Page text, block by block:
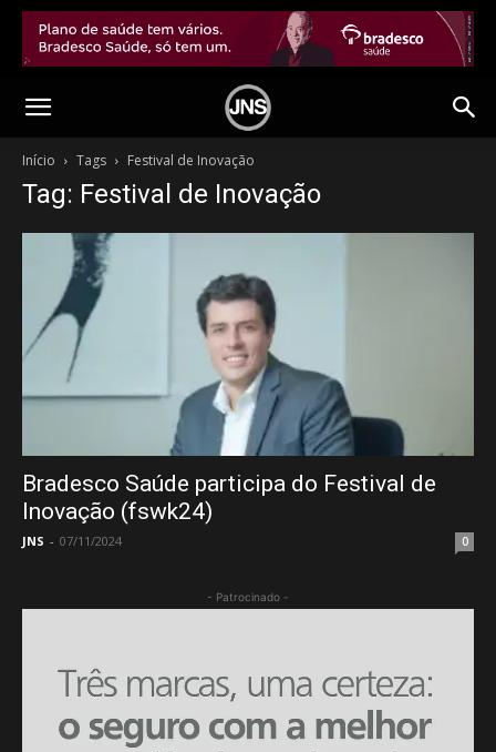
Início Tags Festival de Inovação
Tag: Festival de Inovação
Bradesco Saúde participa do Festival de
Inovação (fswk24)
JNS - 07/11/2024 0
- Patrocinado -